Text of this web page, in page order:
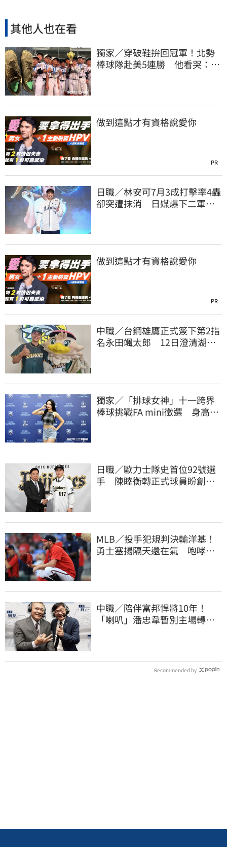
其他人也在看
獨家／穿破鞋拚回冠軍！北勢
棒球隊赴美5連勝 他看哭：台
做到這點才有資格說愛你
PR
日職／林安可7月3成打擊率4轟
卻突遭抹消 日媒爆下二軍背
做到這點才有資格說愛你
PR
中職／台鋼雄鷹正式簽下第2指
名永田颯太郎 12日澄清湖亮
獨家／「排球女神」十一跨界
棒球挑戰FA mini徵選 身高
日職／歐力士隊史首位92號選
手 陳睦衡轉正式球員盼創造
MLB／投手犯規判決輸洋基！
勇士塞揚隔天還在氣 咆哮裁
中職／陪伴富邦悍將10年！
「喇叭」潘忠韋暫別主場轉
Recommended by